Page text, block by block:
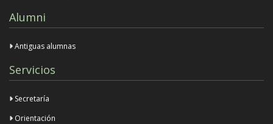
Alumni
Antiguas alumnas
Servicios
Secretaría
Orientación